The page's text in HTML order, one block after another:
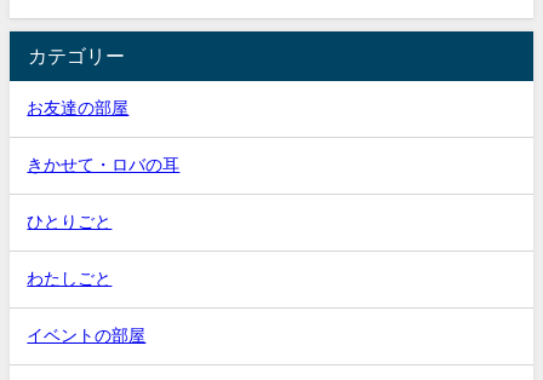
カテゴリー
お友達の部屋
きかせて・ロバの耳
ひとりごと
わたしごと
イベントの部屋